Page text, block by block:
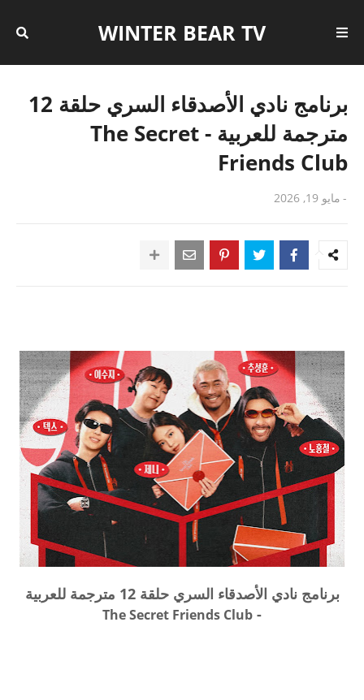
WINTER BEAR TV
برنامج نادي الأصدقاء السري حلقة 12
مترجمة للعربية - The Secret
Friends Club
- مايو 19, 2026
برنامج نادي الأصدقاء السري حلقة 12 مترجمة للعربية
-
The Secret Friends Club